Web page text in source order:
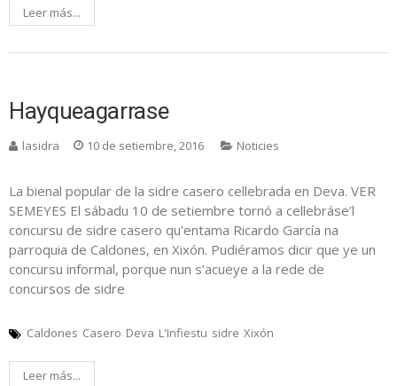
Leer más...
Hayqueagarrase
lasidra 10 de setiembre, 2016 Noticies
La bienal popular de la sidre casero cellebrada en Deva. VER
SEMEYES El sábadu 10 de setiembre tornó a cellebráse’l
concursu de sidre casero qu'entama Ricardo García na
parroquia de Caldones, en Xixón. Pudiéramos dicir que ye un
concursu informal, porque nun s’acueye a la rede de
concursos de sidre
Caldones Casero Deva L'Infiestu sidre Xixón
Leer más...